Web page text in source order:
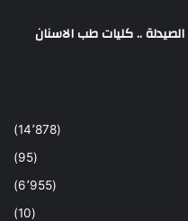
.. كليات طب الاسنان
(14٬878)
(95)
(6٬955)
(10)